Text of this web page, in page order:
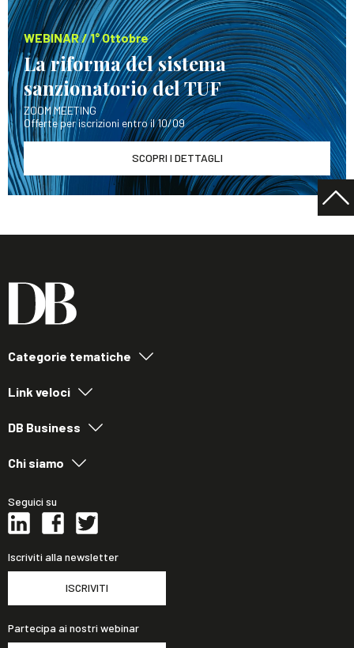
WEBINAR / 1° Ottobre
La riforma del sistema
sanzionatorio del TUF
ZOOM MEETING
Offerte per iscrizioni entro il 10/09
SCOPRI I DETTAGLI
Categorie tematiche
Link veloci
DB Business
Chi siamo
Seguici su
Iscriviti alla newsletter
ISCRIVITI
Partecipa ai nostri webinar